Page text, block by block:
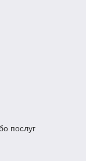
послуг